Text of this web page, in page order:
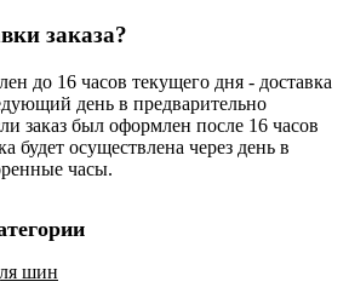
заказа?
до 16 часов текущего дня - доставка
день в предварительно
заказ был оформлен после 16 часов
будет осуществлена через день в
часы.
шин